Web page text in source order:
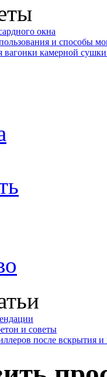
окна
и способы
камерной
и советы
после вскрытия и